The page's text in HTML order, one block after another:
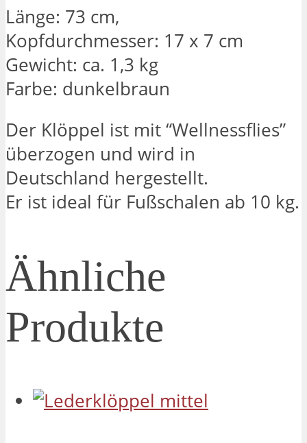
Länge: 73 cm,
Kopfdurchmesser: 17 x 7 cm
Gewicht: ca. 1,3 kg
Farbe: dunkelbraun
Der Klöppel ist mit “Wellnessflies”
überzogen und wird in
Deutschland hergestellt.
Er ist ideal für Fußschalen ab 10 kg.
Ähnliche
Produkte